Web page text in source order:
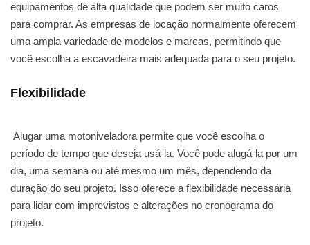
equipamentos de alta qualidade que podem ser muito caros
para comprar. As empresas de locação normalmente oferecem
uma ampla variedade de modelos e marcas, permitindo que
você escolha a escavadeira mais adequada para o seu projeto.
Flexibilidade
Alugar uma motoniveladora permite que você escolha o
período de tempo que deseja usá-la. Você pode alugá-la por um
dia, uma semana ou até mesmo um mês, dependendo da
duração do seu projeto. Isso oferece a flexibilidade necessária
para lidar com imprevistos e alterações no cronograma do
projeto.